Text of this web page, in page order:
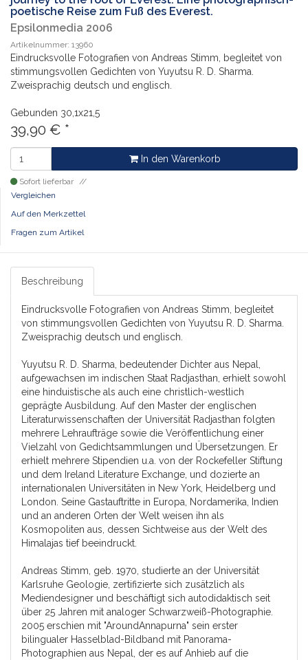
poetische Reise zum Fuß des Everest.
Epsilonmedia 2006
Artikelnummer: 13960
Eindrucksvolle Fotografien von Andreas Stimm, begleitet von
stimmungsvollen Gedichten von Yuyutsu R. D. Sharma.
Zweisprachig deutsch und englisch.
Gebunden 30,1x21,5
39,90 € *
In den Warenkorb
Sofort lieferbar
Vergleichen
Auf den Merkzettel
Fragen zum Artikel
Beschreibung
Eindrucksvolle Fotografien von Andreas Stimm, begleitet
von stimmungsvollen Gedichten von Yuyutsu R. D. Sharma.
Zweisprachig deutsch und englisch.
Yuyutsu R. D. Sharma, bedeutender Dichter aus Nepal,
aufgewachsen im indischen Staat Radjasthan, erhielt sowohl
eine hinduistische als auch eine christlich-westlich
geprägte Ausbildung. Auf den Master der englischen
Literaturwissenschaften der Universität Radjasthan folgten
mehrere Lehraufträge sowie die Veröffentlichung einer
Vielzahl von Gedichtsammlungen und Übersetzungen. Er
erhielt mehrere Stipendien u.a. von der Rockefeller Stiftung
und dem Ireland Literature Exchange, und dozierte an
internationalen Universitäten in New York, Heidelberg und
London. Seine Gastauftritte in Europa, Nordamerika, Indien
und an anderen Orten der Welt weisen ihn als
Kosmopoliten aus, dessen Sichtweise aus der Welt des
Himalajas tief beeindruckt.
Andreas Stimm, geb. 1970, studierte an der Universität
Karlsruhe Geologie, zertifizierte sich zusätzlich als
Mediendesigner und beschäftigt sich autodidaktisch seit
über 25 Jahren mit analoger Schwarzweiß-Photographie.
2005 erschien mit "AroundAnnapurna" sein erster
bilingualer Hasselblad-Bildband mit Panorama-
Photographien aus Nepal, der es auf Anhieb auf die